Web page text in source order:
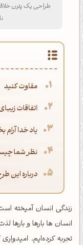
طراحی یک پترن
مقاوت کنید
اتفاقات
یاد خدا
نظر شما
درباره این
زندگی انسان آمیخته
انسان ها بارها و بارها
تجربه کرده‌ایم.